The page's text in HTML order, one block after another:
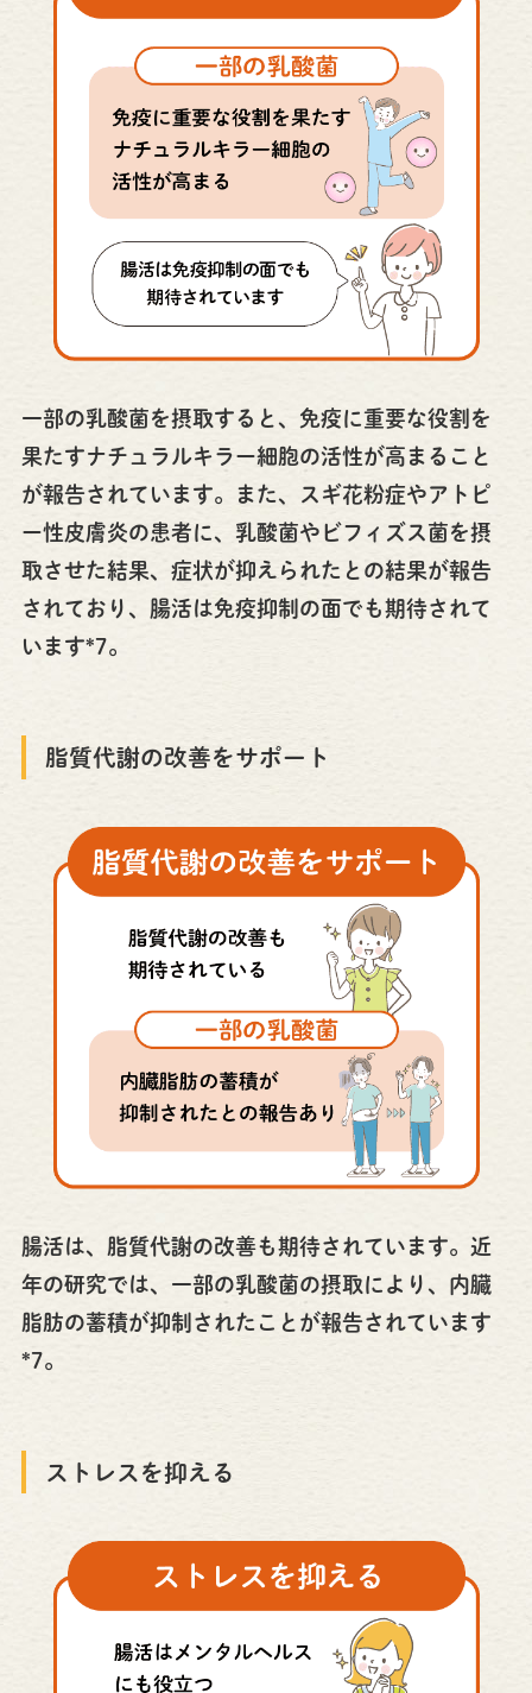
一部の乳酸菌を摂取すると、免疫に重要な役割を
果たすナチュラルキラー細胞の活性が高まること
が報告されています。また、スギ花粉症やアトピ
ー性皮膚炎の患者に、乳酸菌やビフィズス菌を摂
取させた結果、症状が抑えられたとの結果が報告
されており、腸活は免疫抑制の面でも期待されて
います*7。
脂質代謝の改善をサポート
腸活は、脂質代謝の改善も期待されています。近
年の研究では、一部の乳酸菌の摂取により、内臓
脂肪の蓄積が抑制されたことが報告されています
*7。
ストレスを抑える